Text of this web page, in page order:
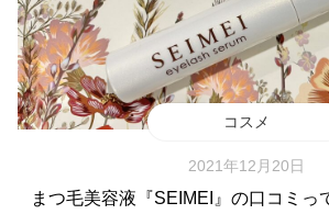
コスメ
2021年12月20日
まつ毛美容液『SEIMEI』の口コミっ